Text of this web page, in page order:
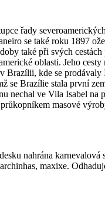
řady
se také roku 1897
také při svých
oblasti. Jeho
kde se
se Brazílie stala první
nechal ve Vila Isabel na
masové
nahrána karnevalová
maxixe.